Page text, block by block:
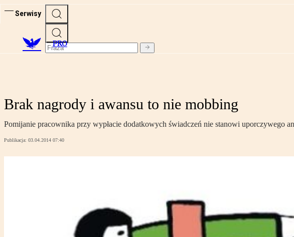
Serwisy
PRO
Brak nagrody i awansu to nie mobbing
Pomijanie pracownika przy wypłacie dodatkowych świadczeń nie stanowi uporczywego
Publikacja: 03.04.2014 07:40